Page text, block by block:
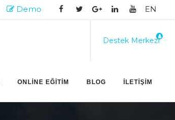
Demo EN
Destek Merkezi
ONLİNE EĞİTİM BLOG İLETİŞİM